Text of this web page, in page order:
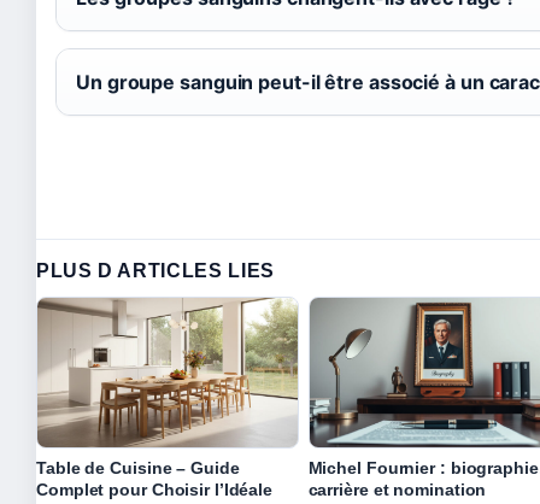
Un groupe sanguin peut-il être associé à un
PLUS D ARTICLES LIES
Table de Cuisine – Guide
Complet pour Choisir l’Idéale
Michel Fournier :
carrière et nomination